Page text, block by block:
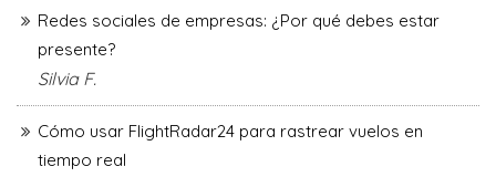
Redes sociales de empresas: ¿Por qué debes estar
presente?
Silvia F.
Cómo usar FlightRadar24 para rastrear vuelos en
tiempo real